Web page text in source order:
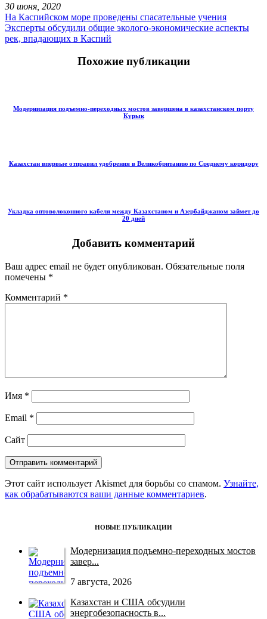
30 июня, 2020
На Каспийском море проведены спасательные учения
Эксперты обсудили общие эколого-экономические аспекты
рек, впадающих в Каспий
Похожие публикации
Модернизация подъемно-переходных мостов завершена в казахстанском порту
Курык
Казахстан впервые отправил удобрения в Великобританию по Среднему коридору
Укладка оптоволоконного кабеля между Казахстаном и Азербайджаном займет до
20 дней
Добавить комментарий
Ваш адрес email не будет опубликован. Обязательные поля
помечены *
Комментарий *
Имя *
Email *
Сайт
Этот сайт использует Akismet для борьбы со спамом. Узнайте,
как обрабатываются ваши данные комментариев.
НОВЫЕ ПУБЛИКАЦИИ
Модернизация подъемно-переходных мостов
завер...
7 августа, 2026
Казахстан и США обсудили
энергобезопасность в...